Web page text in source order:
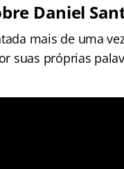
Daniel
mais de uma
suas próprias